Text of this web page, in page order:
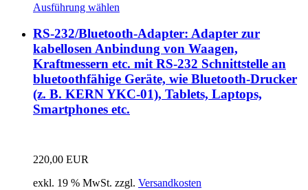
Ausführung wählen
RS-232/Bluetooth-Adapter: Adapter zur
kabellosen Anbindung von Waagen,
Kraftmessern etc. mit RS-232 Schnittstelle an
bluetoothfähige Geräte, wie Bluetooth-Drucker
(z. B. KERN YKC-01), Tablets, Laptops,
Smartphones etc.
220,00 EUR
exkl. 19 % MwSt. zzgl. Versandkosten